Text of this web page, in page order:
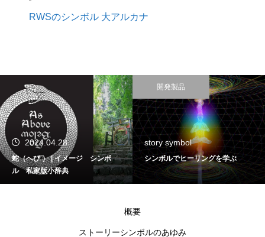
RWSのシンボル 大アルカナ
2024.04.28
蛇（へび ） | イメージ シンボ
ル 私家版小辞典
開発製品
story symbol
シンボルでヒーリングを学ぶ
概要
ストーリーシンボルのあゆみ